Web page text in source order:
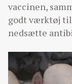
vaccinen,
godt værktøj til
nedsætte